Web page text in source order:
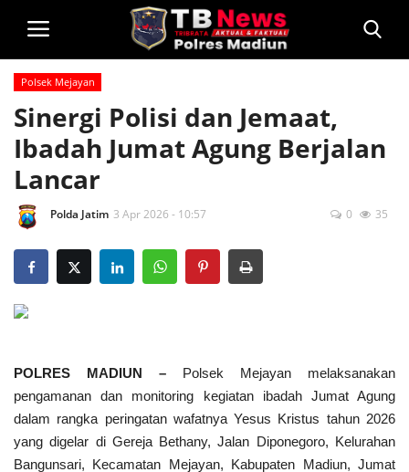
Home
Profil
Kontak
Polsek Jajaran
Layanan Masyarakat
Polri TV
Polsek Mejayan
Sinergi Polisi dan Jemaat,
Ibadah Jumat Agung Berjalan
Lancar
Polda Jatim 3 Apr 2026 - 10:57 0 35
POLRES MADIUN – Polsek Mejayan melaksanakan
pengamanan dan monitoring kegiatan ibadah Jumat Agung
dalam rangka peringatan wafatnya Yesus Kristus tahun 2026
yang digelar di Gereja Bethany, Jalan Diponegoro, Kelurahan
Bangunsari, Kecamatan Mejayan, Kabupaten Madiun, Jumat